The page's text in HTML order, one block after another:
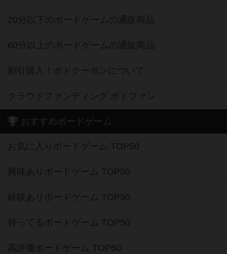
20分以下のボードゲームの通販商品
60分以上のボードゲームの通販商品
割引購入！ボドクーポンについて
クラウドファンディング ボドファン
おすすめボードゲーム
お気に入りボードゲーム TOP50
興味ありボードゲーム TOP50
経験ありボードゲーム TOP50
持ってるボードゲーム TOP50
高評価ボードゲーム TOP50